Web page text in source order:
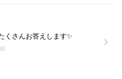
くさんお答えします✨